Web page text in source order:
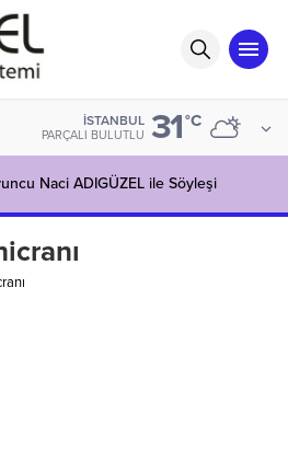
İSTANBUL
PARÇALI BULUTLU 31°C
Naci ADIGÜZEL ile Söyleşi